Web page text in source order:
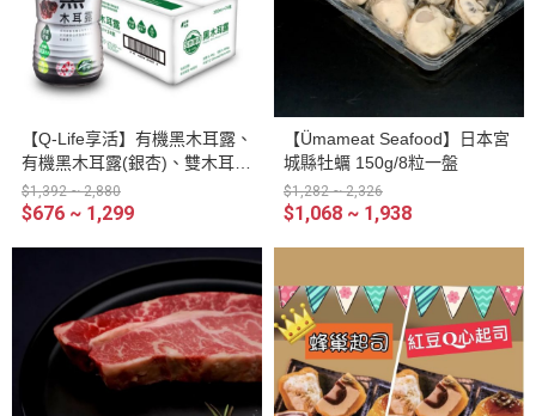
【Q-Life享活】有機黑木耳露、
有機黑木耳露(銀杏)、雙木耳飲
(桂圓蓮子) 整箱（350ml/瓶 24
瓶/箱）
$1,392 ~ 2,880
$676 ~ 1,299
【Ümameat Seafood】日本宮
城縣牡蠣 150g/8粒一盤
$1,282 ~ 2,326
$1,068 ~ 1,938